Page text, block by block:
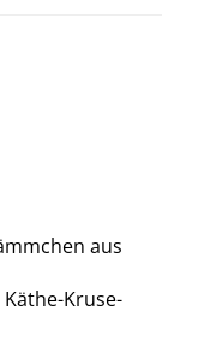
aus
Kruse-